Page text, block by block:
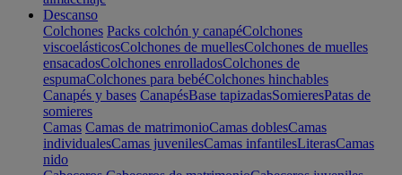
Descanso
Colchones Packs colchón y canapéColchones
viscoelásticosColchones de muellesColchones de muelles
ensacadosColchones enrolladosColchones de
espumaColchones para bebéColchones hinchables
Canapés y bases CanapésBase tapizadasSomieresPatas de
somieres
Camas Camas de matrimonioCamas doblesCamas
individualesCamas juvenilesCamas infantilesLiterasCamas
nido